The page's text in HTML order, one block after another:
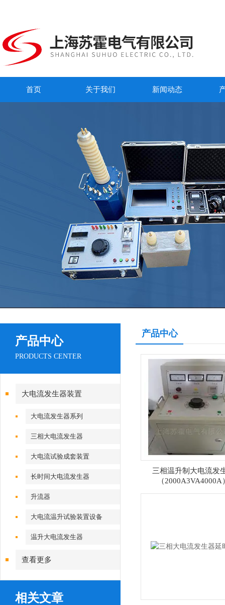
首页 关于我们 新闻动态
产品中心
PRODUCTS CENTER
大电流发生器装置
大电流发生器系列
三相大电流发生器
大电流试验成套装置
长时间大电流发生器
升流器
大电流温升试验装置设备
温升大电流发生器
查看更多
相关文章
产品中心
三相温升制大电流发
（2000A3VA4000A